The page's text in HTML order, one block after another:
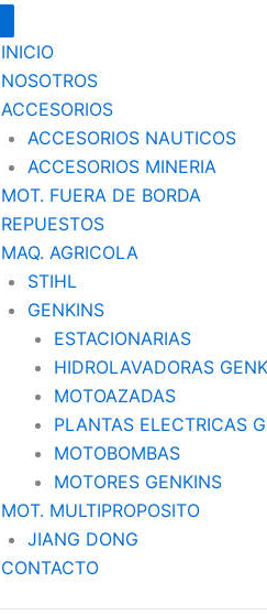
INICIO
NOSOTROS
ACCESORIOS
ACCESORIOS NAUTICOS
ACCESORIOS MINERIA
MOT. FUERA DE BORDA
REPUESTOS
MAQ. AGRICOLA
STIHL
GENKINS
ESTACIONARIAS
HIDROLAVADORAS
MOTOAZADAS
PLANTAS ELECTRICAS
MOTOBOMBAS
MOTORES GENKINS
MOT. MULTIPROPOSITO
JIANG DONG
CONTACTO